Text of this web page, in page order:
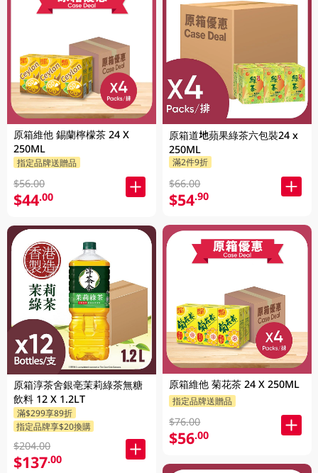
原箱維他 錫蘭檸檬茶 24 X
250ML
指定品牌送贈品
$56.00
$44.00
原箱淳茶舍銀亳茉莉綠茶無糖
飲料 12 X 1.2LT
滿$299享89折
指定品牌享$20換購
$204.00
$137.00
原箱道地蘋果綠茶六包裝24 x
250ML
滿2件9折
$66.00
$54.90
原箱維他 菊花茶 24 X 250ML
指定品牌送贈品
$76.00
$56.00